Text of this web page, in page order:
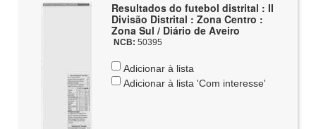
Resultados do futebol distrital : II
Divisão Distrital : Zona Centro :
Zona Sul / Diário de Aveiro
NCB: 50395
Adicionar à lista
Adicionar à lista 'Com interesse'